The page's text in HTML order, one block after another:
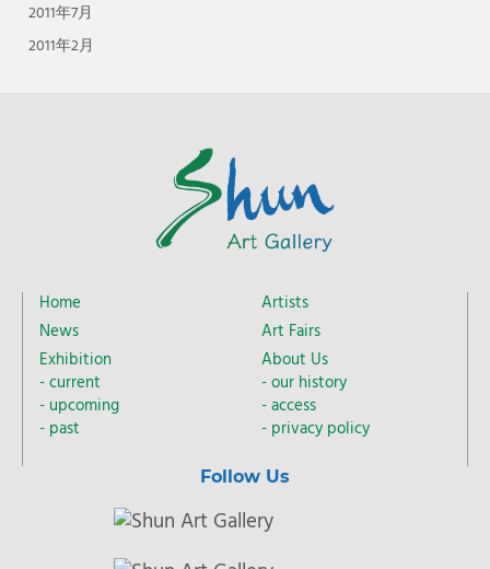
2011年7月
2011年2月
Home
News
Exhibition
current
upcoming
past
Artists
Art Fairs
About Us
our history
access
privacy policy
Follow Us